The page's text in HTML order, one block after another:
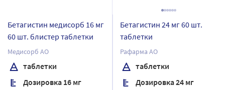
Бетагистин медисорб 16 мг
60 шт. блистер таблетки
Медисорб АО
таблетки
Дозировка 16 мг
Бетагистин 24 мг 60 шт.
таблетки
Рафарма АО
таблетки
Дозировка 24 мг